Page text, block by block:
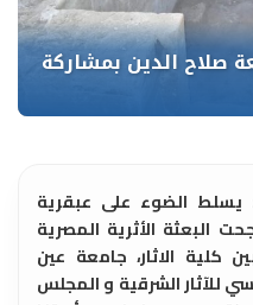
الضوء على عبقرية
البعثة الأثرية المصرية
كلية الاثار، جامعة عين
للآثار الشرقية و المجلس